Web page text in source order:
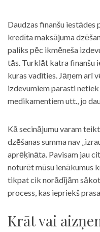
Daudzas finanšu iestādes
kredīta maksājuma
paliks pēc ikmēneša
tās. Turklāt katra finanšu
kuras vadīties. Jāņem arī
izdevumiem parasti
medikamentiem utt., jo
Kā secinājumu varam
dzēšanas summa nav
aprēķināta. Pavisam jau
noturēt mūsu ienākumus
tikpat cik norādījām
process, kas iepriekš
Krāt vai